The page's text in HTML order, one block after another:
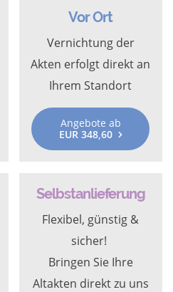
Vor Ort
Vernichtung der
Akten erfolgt direkt an
Ihrem Standort
Angebote ab
EUR 348,60
Selbstanlieferung
Flexibel, günstig &
sicher!
Bringen Sie Ihre
Altakten direkt zu uns